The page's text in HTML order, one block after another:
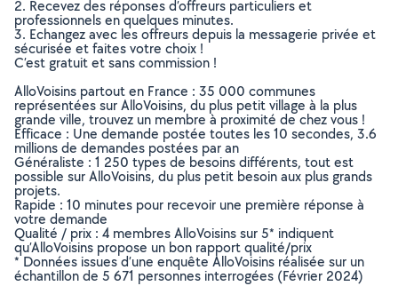
2. Recevez des réponses d’offreurs particuliers et
professionnels en quelques minutes.
3. Echangez avec les offreurs depuis la messagerie privée et
sécurisée et faites votre choix !
C’est gratuit et sans commission !
AlloVoisins partout en France : 35 000 communes
représentées sur AlloVoisins, du plus petit village à la plus
grande ville, trouvez un membre à proximité de chez vous !
Efficace : Une demande postée toutes les 10 secondes, 3.6
millions de demandes postées par an
Généraliste : 1 250 types de besoins différents, tout est
possible sur AlloVoisins, du plus petit besoin aux plus grands
projets.
Rapide : 10 minutes pour recevoir une première réponse à
votre demande
Qualité / prix : 4 membres AlloVoisins sur 5* indiquent
qu’AlloVoisins propose un bon rapport qualité/prix
* Données issues d’une enquête AlloVoisins réalisée sur un
échantillon de 5 671 personnes interrogées (Février 2024)